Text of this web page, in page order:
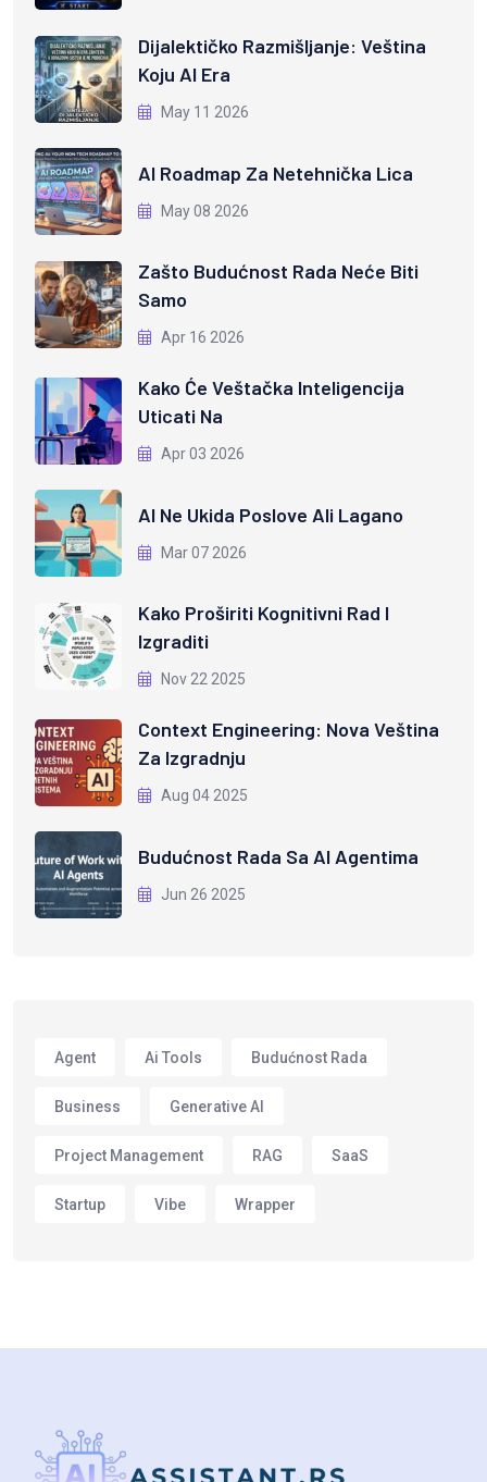
Dijalektičko Razmišljanje: Veština
Koju AI Era
May 11 2026
AI Roadmap Za Netehnička Lica
May 08 2026
Zašto Budućnost Rada Neće Biti
Samo
Apr 16 2026
Kako Će Veštačka Inteligencija
Uticati Na
Apr 03 2026
AI Ne Ukida Poslove Ali Lagano
Mar 07 2026
Kako Proširiti Kognitivni Rad I
Izgraditi
Nov 22 2025
Context Engineering: Nova Veština
Za Izgradnju
Aug 04 2025
Budućnost Rada Sa AI Agentima
Jun 26 2025
Agent Ai Tools Budućnost Rada
Business Generative AI
Project Management RAG SaaS
Startup Vibe Wrapper